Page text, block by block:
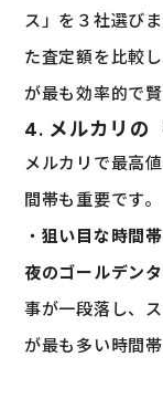
ス」を３社選び
た査定額を比較
が最も効率的で賢
4. メルカリの
メルカリで最高
間帯も重要です。
・ 狙い目な時間帯
夜のゴールデン
事が一段落し、
が最も多い時間帯